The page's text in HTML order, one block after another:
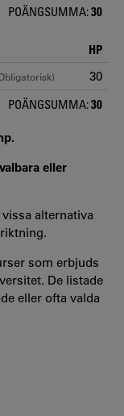
POÄNGSUMMA:30
HP
30
POÄNGSUMMA:30
eller
alternativa
som erbjuds
De listade
eller ofta valda